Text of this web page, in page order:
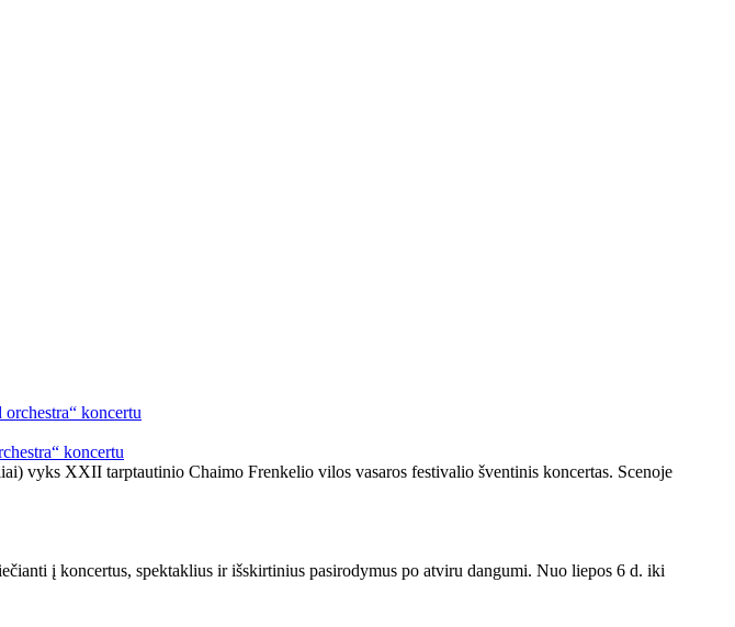
koncertu
vyks XXII tarptautinio Chaimo Frenkelio vilos vasaros festivalio šventinis koncertas. Scenoje
į koncertus, spektaklius ir išskirtinius pasirodymus po atviru dangumi. Nuo liepos 6 d. iki